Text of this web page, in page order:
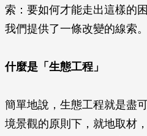
索：要如何才能走出這樣的
我們提供了一條改變的線索。
什麼是「生態工程」
簡單地說，生態工程就是盡
境景觀的原則下，就地取材